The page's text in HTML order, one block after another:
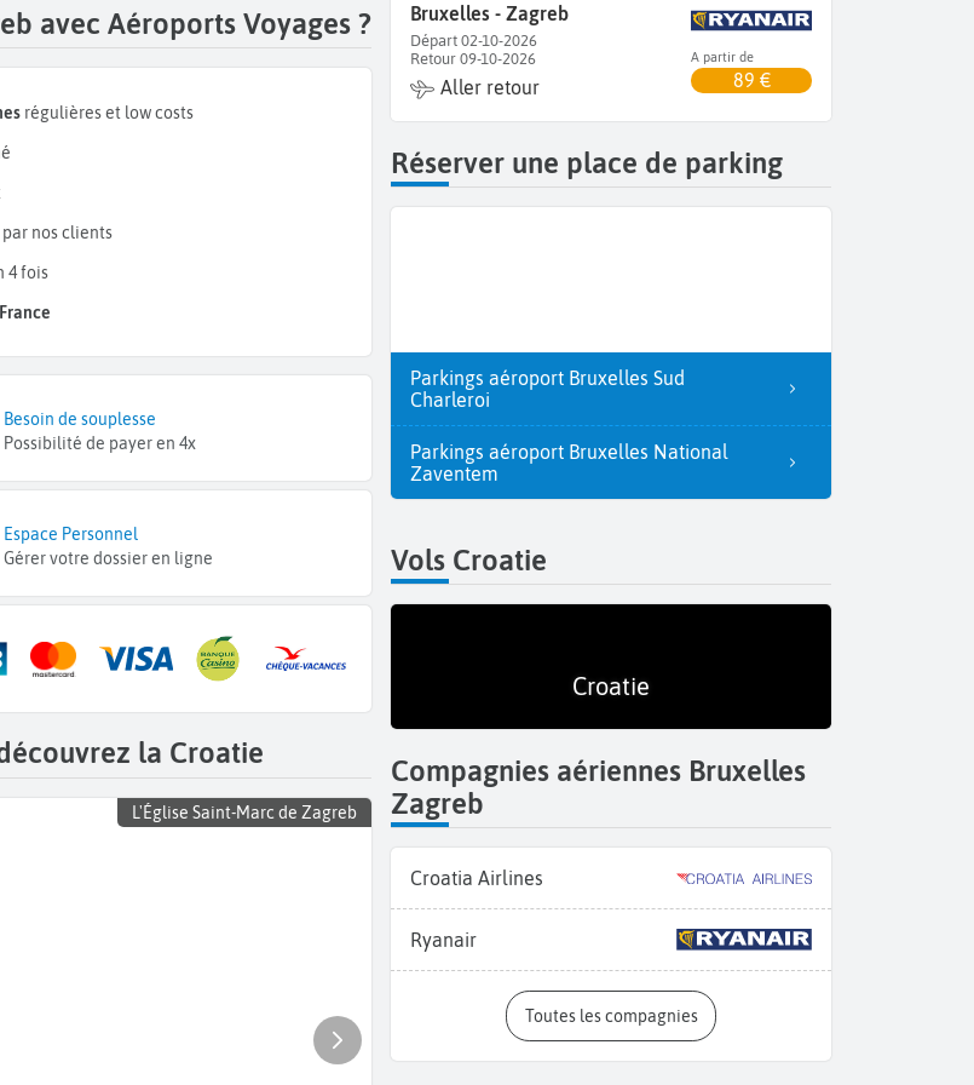
avec Aéroports Voyages ?
régulières et low costs
nos clients
4 fois
Besoin de souplesse
Possibilité de payer en 4x
Espace Personnel
Gérer votre dossier en ligne
la Croatie
L'Église Saint-Marc de Zagreb
Bruxelles - Zagreb
Départ 02-10-2026
Retour 09-10-2026
Aller retour
A partir de
89 €
Réserver une place de parking
Parkings aéroport Bruxelles Sud
Charleroi
Parkings aéroport Bruxelles National
Zaventem
Vols Croatie
Croatie
Compagnies aériennes Bruxelles
Zagreb
Croatia Airlines
Ryanair
Toutes les compagnies